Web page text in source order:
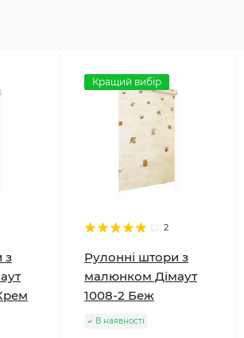
з
Кращий вибір
2
Рулонні штори з
малюнком Дімаут
1008-2 Беж
В наявності